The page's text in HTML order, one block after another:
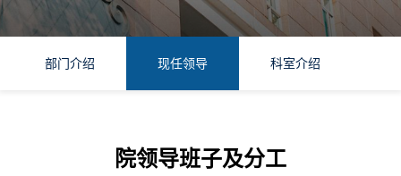
部门介绍 现任领导 科室介绍
院领导班子及分工